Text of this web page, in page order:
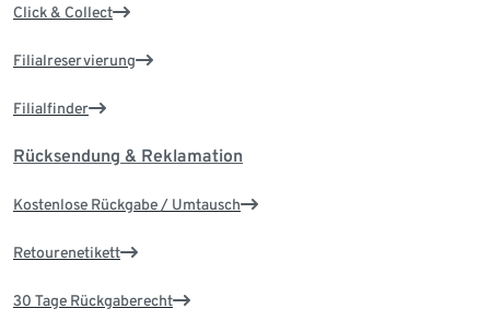
Click & Collect
Filialreservierung
Filialfinder
Rücksendung & Reklamation
Kostenlose Rückgabe / Umtausch
Retourenetikett
30 Tage Rückgaberecht